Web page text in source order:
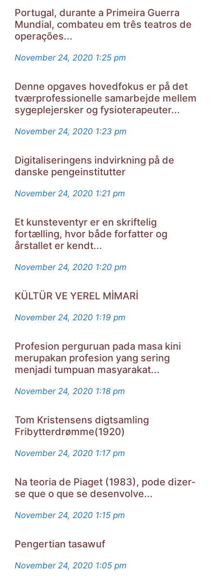
Portugal, durante a Primeira Guerra
Mundial, combateu em três teatros de
operações...
November 24, 2020 1:25 pm
Denne opgaves hovedfokus er på det
tværprofessionelle samarbejde mellem
sygeplejersker og fysioterapeuter...
November 24, 2020 1:23 pm
Digitaliseringens indvirkning på de
danske pengeinstitutter
November 24, 2020 1:21 pm
Et kunsteventyr er en skriftelig
fortælling, hvor både forfatter og
årstallet er kendt...
November 24, 2020 1:20 pm
KÜLTÜR VE YEREL MİMARİ
November 24, 2020 1:19 pm
Profesion perguruan pada masa kini
merupakan profesion yang sering
menjadi tumpuan masyarakat...
November 24, 2020 1:18 pm
Tom Kristensens digtsamling
Fribytterdrømme(1920)
November 24, 2020 1:17 pm
Na teoria de Piaget (1983), pode dizer-
se que o que se desenvolve...
November 24, 2020 1:15 pm
Pengertian tasawuf
November 24, 2020 1:05 pm